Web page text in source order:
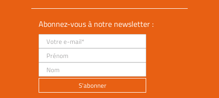
Abonnez-vous à notre newsletter :